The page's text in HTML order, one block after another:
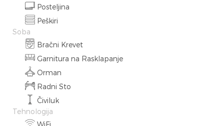
Posteljina
Peškiri
Soba
Bračni Krevet
Garnitura na Rasklapanje
Orman
Radni Sto
Čiviluk
Tehnologija
WiFi